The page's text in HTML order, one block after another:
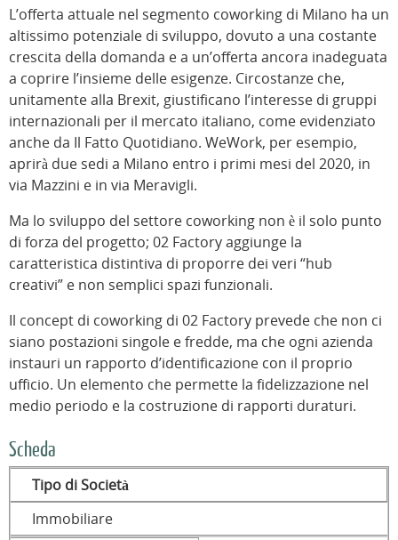
L’offerta attuale nel segmento coworking di Milano ha un
altissimo potenziale di sviluppo, dovuto a una costante
crescita della domanda e a un’offerta ancora inadeguata
a coprire l’insieme delle esigenze. Circostanze che,
unitamente alla Brexit, giustificano l’interesse di gruppi
internazionali per il mercato italiano, come evidenziato
anche da Il Fatto Quotidiano. WeWork, per esempio,
aprirà due sedi a Milano entro i primi mesi del 2020, in
via Mazzini e in via Meravigli.
Ma lo sviluppo del settore coworking non è il solo punto
di forza del progetto; 02 Factory aggiunge la
caratteristica distintiva di proporre dei veri “hub
creativi” e non semplici spazi funzionali.
Il concept di coworking di 02 Factory prevede che non ci
siano postazioni singole e fredde, ma che ogni azienda
instauri un rapporto d’identificazione con il proprio
ufficio. Un elemento che permette la fidelizzazione nel
medio periodo e la costruzione di rapporti duraturi.
Scheda
Tipo di Società
Immobiliare